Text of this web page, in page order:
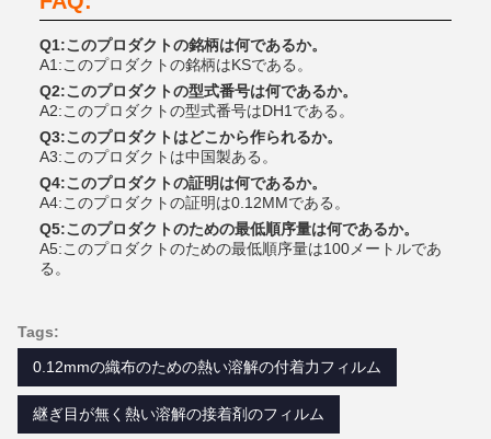
Q1:このプロダクトの銘柄は何であるか。
A1:このプロダクトの銘柄はKSである。
Q2:このプロダクトの型式番号は何であるか。
A2:このプロダクトの型式番号はDH1である。
Q3:このプロダクトはどこから作られるか。
A3:このプロダクトは中国製ある。
Q4:このプロダクトの証明は何であるか。
A4:このプロダクトの証明は0.12MMである。
Q5:このプロダクトのための最低順序量は何であるか。
A5:このプロダクトのための最低順序量は100メートルであ
る。
Tags:
0.12mmの織布のための熱い溶解の付着力フィルム
継ぎ目が無く熱い溶解の接着剤のフィルム